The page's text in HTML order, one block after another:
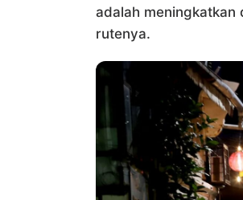
adalah meningkatkan
rutenya.